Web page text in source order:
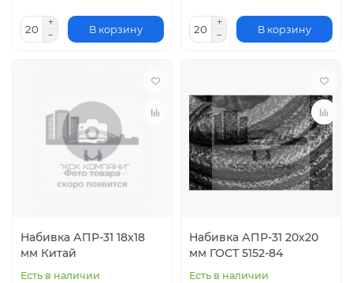
В корзину В корзину
Набивка АПР-31 18х18
мм Китай
Есть в наличии
Набивка АПР-31 20х20
мм ГОСТ 5152-84
Есть в наличии